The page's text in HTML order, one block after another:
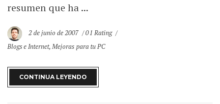
resumen que ha ...
2 de junio de 2007
01 Rating
Blogs e Internet,Mejoras para tu PC
CONTINUA LEYENDO